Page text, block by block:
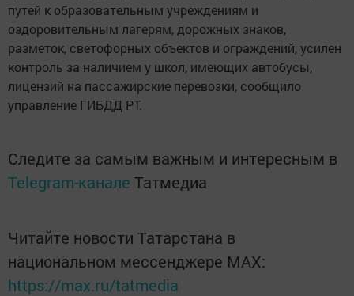
путей к образовательным учреждениям и
оздоровительным лагерям, дорожных знаков,
разметок, светофорных объектов и ограждений, усилен
контроль за наличием у школ, имеющих автобусы,
лицензий на пассажирские перевозки, сообщило
управление ГИБДД РТ.
Следите за самым важным и интересным в
Telegram-канале Татмедиа
Читайте новости Татарстана в
национальном мессенджере MАХ:
https://max.ru/tatmedia